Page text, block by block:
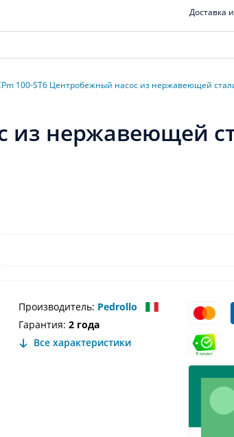
Доставка
100-ST6 Центробежный насос из нержавеющей
из нержавеющей
Производитель: Pedrollo
Гарантия: 2 года
Все характеристики